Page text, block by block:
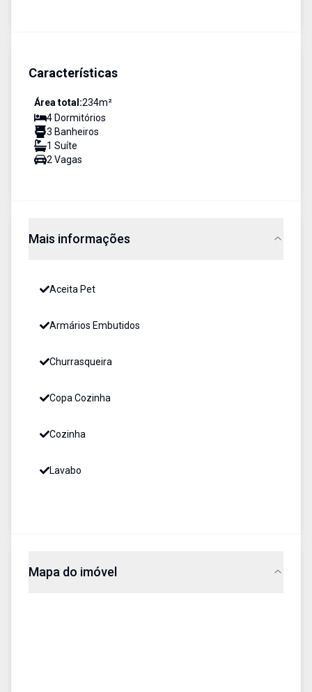
Características
Área total:234m²
4 Dormitórios
3 Banheiros
1 Suíte
2 Vagas
Mais informações
Aceita Pet
Armários Embutidos
Churrasqueira
Copa Cozinha
Cozinha
Lavabo
Mapa do imóvel